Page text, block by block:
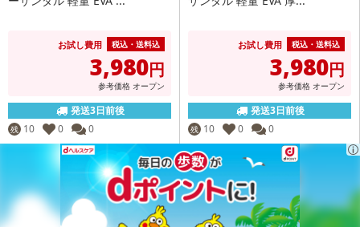
お試し費用 税込・送料込
3,980円
参考価格 オープン
発送3日前後
残 10 0 0
お試し費用 税込・送料込
3,980円
参考価格 オープン
発送3日前後
残 10 0 0